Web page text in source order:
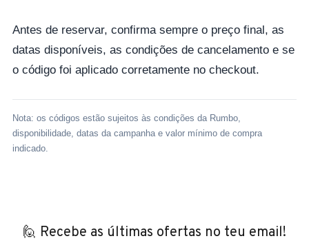
Antes de reservar, confirma sempre o preço final, as
datas disponíveis, as condições de cancelamento e se
o código foi aplicado corretamente no checkout.
Nota: os códigos estão sujeitos às condições da Rumbo,
disponibilidade, datas da campanha e valor mínimo de compra
indicado.
🙋 Recebe as últimas ofertas no teu email!